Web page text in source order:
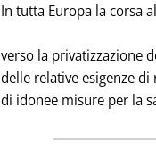
In tutta Europa la corsa
verso la privatizzazione
delle relative esigenze
di idonee misure per la